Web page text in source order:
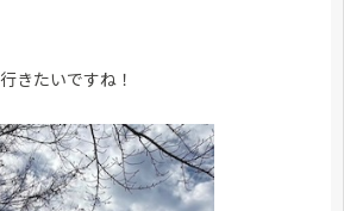
きたいですね！